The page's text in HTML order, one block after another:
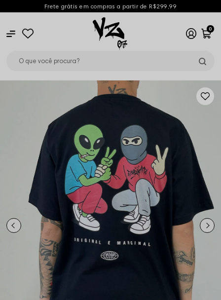
Frete grátis em compras a partir de R$299,99
0